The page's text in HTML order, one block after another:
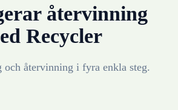
återvinning
Recycler
och återvinning i fyra enkla steg.